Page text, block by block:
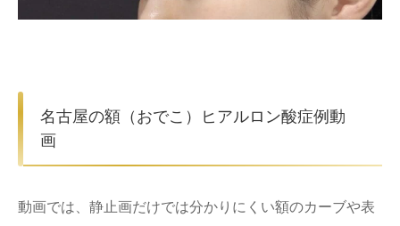
名古屋の額（おでこ）ヒアルロン酸症例動
画
動画では、静止画だけでは分かりにくい額のカーブや表